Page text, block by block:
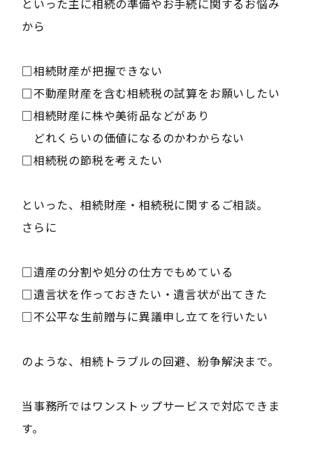
といった主に相続の準備やお手続に関するお悩み
から
□相続財産が把握できない
□不動産財産を含む相続税の試算をお願いしたい
□相続財産に株や美術品などがあり
どれくらいの価値になるのかわからない
□相続税の節税を考えたい
といった、相続財産・相続税に関するご相談。
さらに
□遺産の分割や処分の仕方でもめている
□遺言状を作っておきたい・遺言状が出てきた
□不公平な生前贈与に異議申し立てを行いたい
のような、相続トラブルの回避、紛争解決まで。
当事務所ではワンストップサービスで対応できま
す。